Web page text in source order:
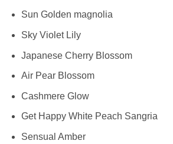
Sun Golden magnolia
Sky Violet Lily
Japanese Cherry Blossom
Air Pear Blossom
Cashmere Glow
Get Happy White Peach Sangria
Sensual Amber